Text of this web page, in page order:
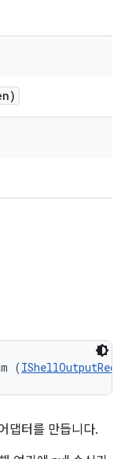
(
댑터를 만듭니다.